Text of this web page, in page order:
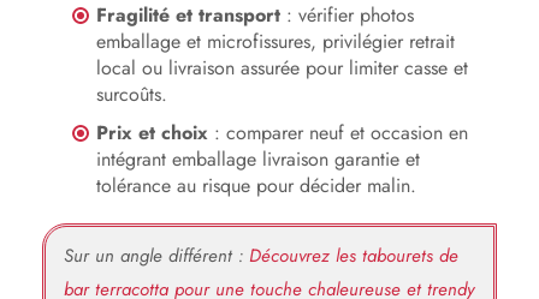
Fragilité et transport : vérifier photos
emballage et microfissures, privilégier retrait
local ou livraison assurée pour limiter casse et
surcoûts.
Prix et choix : comparer neuf et occasion en
intégrant emballage livraison garantie et
tolérance au risque pour décider malin.
Sur un angle différent : Découvrez les tabourets de
bar terracotta pour une touche chaleureuse et trendy